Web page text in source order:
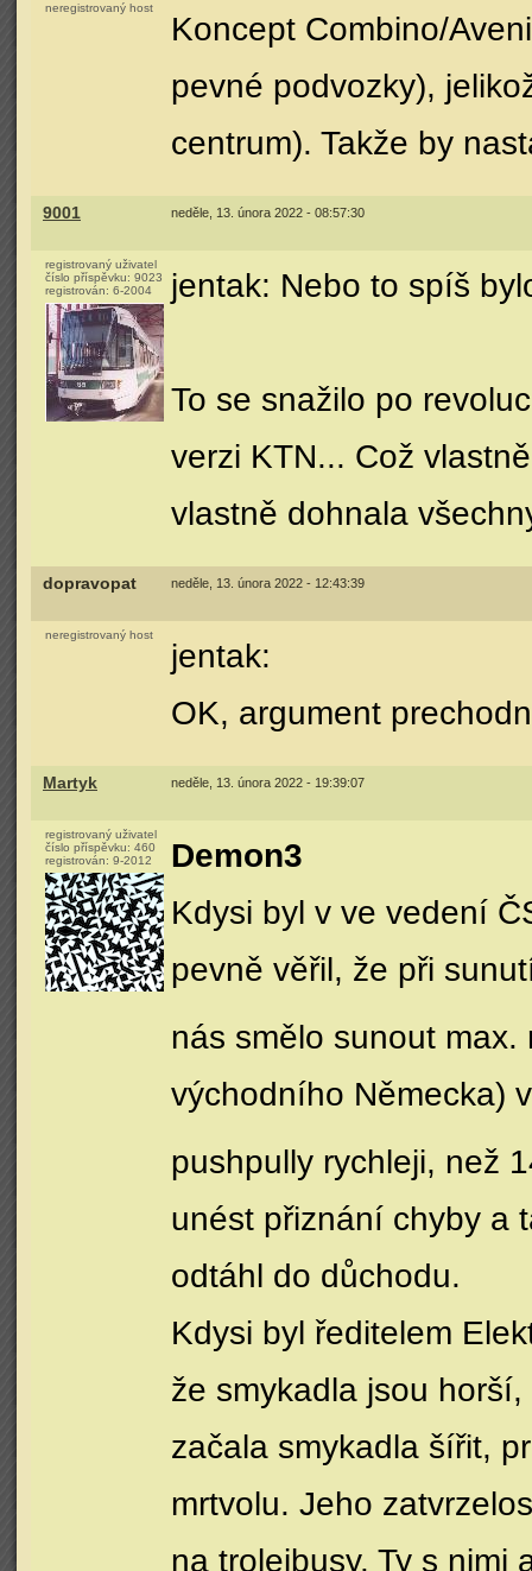
neregistrovaný host
Koncept Combino/
pevné podvozky),
centrum). Takže by
9001 neděle, 13. února 2022 - 08:57:30
registrovaný uživatel
číslo příspěvku: 9023
registrován: 6-2004 jentak: Nebo to spíš
To se snažilo po
verzi KTN... Což
vlastně dohnala
dopravopat neděle, 13. února 2022 - 12:43:39
neregistrovaný host
jentak:
OK, argument
Martyk neděle, 13. února 2022 - 19:39:07
registrovaný uživatel
číslo příspěvku: 460
registrován: 9-2012
Demon3
Kdysi byl v ve vedení
pevně věřil, že při
nás smělo sunout max.
východního Německa)
pushpully rychleji, než
unést přiznání chyby a
odtáhl do důchodu.
Kdysi byl ředitelem
že smykadla jsou
začala smykadla šířit,
mrtvolu. Jeho
na trolejbusy. Ty s nimi